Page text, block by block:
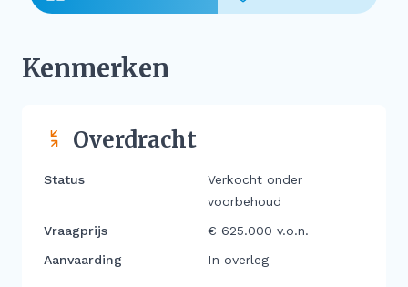
Kenmerken
Overdracht
Status
Verkocht onder
voorbehoud
Vraagprijs
€ 625.000 v.o.n.
Aanvaarding
In overleg